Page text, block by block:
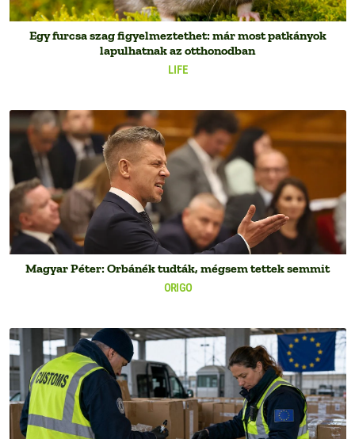
LIFE
Egy furcsa szag figyelmeztethet: már most patkányok
lapulhatnak az otthonodban
ORIGO
Magyar Péter: Orbánék tudták, mégsem tettek semmit